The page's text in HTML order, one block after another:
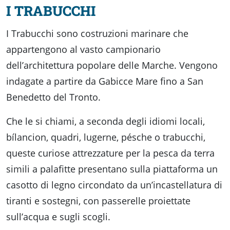
I TRABUCCHI
I Trabucchi sono costruzioni marinare che
appartengono al vasto campionario
dell’architettura popolare delle Marche. Vengono
indagate a partire da Gabicce Mare fino a San
Benedetto del Tronto.
Che le si chiami, a seconda degli idiomi locali,
bílancion, quadri, lugerne, pésche o trabucchi,
queste curiose attrezzature per la pesca da terra
simili a palafitte presentano sulla piattaforma un
casotto di legno circondato da un’incastellatura di
tiranti e sostegni, con passerelle proiettate
sull’acqua e sugli scogli.